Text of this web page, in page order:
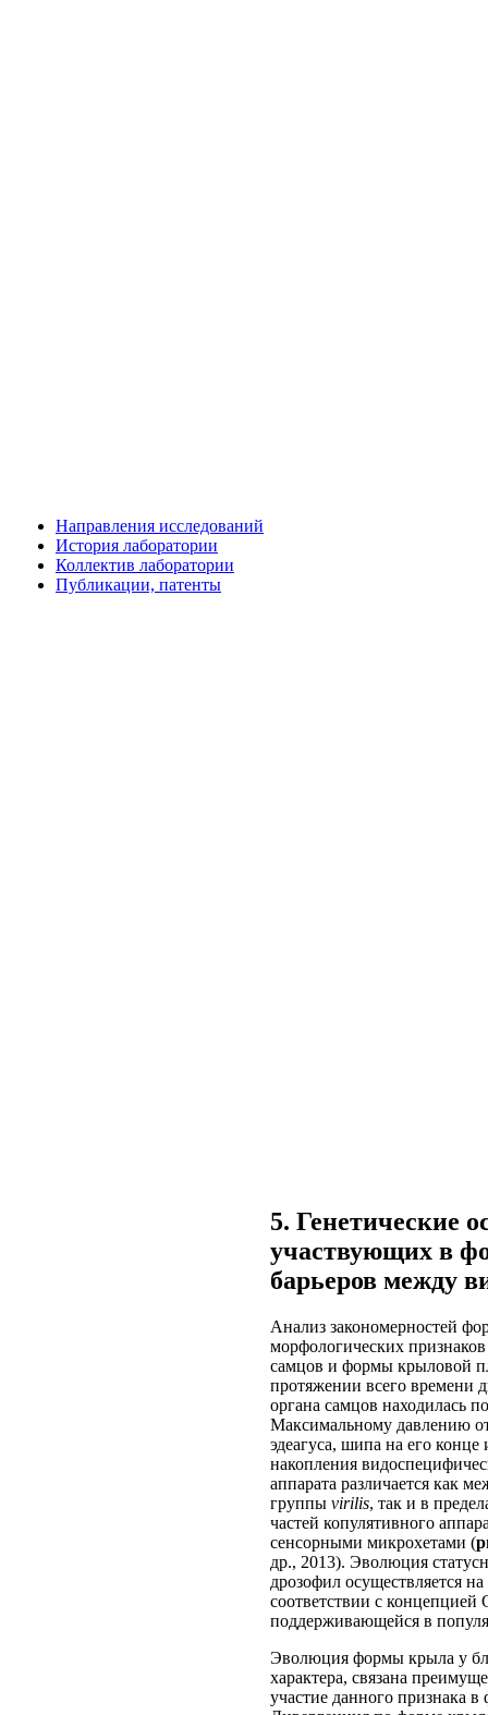
Направления исследований
История лаборатории
Коллектив лаборатории
Публикации, патенты
5. Генетические
участвующих в
барьеров между
Анализ закономерностей
морфологических
самцов и формы крыловой
протяжении всего времени
органа самцов находилась
Максимальному давлению
эдеагуса, шипа на его
накопления
аппарата различается как
группы virilis, так и в
частей копулятивного
сенсорными микрохетами (
др., 2013). Эволюция
дрозофил осуществляется
соответствии с
поддерживающейся в
Эволюция формы крыла у
характера, связана
участие данного признака